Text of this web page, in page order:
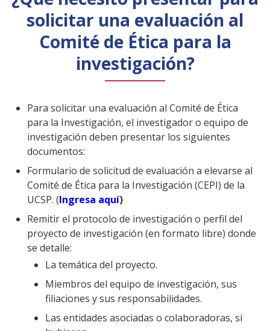
solicitar una evaluación al
Comité de Ética para la
investigación?
Para solicitar una evaluación al Comité de Ética
para la Investigación, el investigador o equipo de
investigación deben presentar los siguientes
documentos:
Formulario de solicitud de evaluación a elevarse al
Comité de Ética para la Investigación (CEPI) de la
UCSP. (Ingresa aquí)
Remitir el protocolo de investigación o perfil del
proyecto de investigación (en formato libre) donde
se detalle:
La temática del proyecto.
Miembros del equipo de investigación, sus
filiaciones y sus responsabilidades.
Las entidades asociadas o colaboradoras, si